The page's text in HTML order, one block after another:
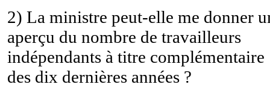
2) La ministre peut-elle me donner
aperçu du nombre de travailleurs
indépendants à titre complémentaire
des dix dernières années ?